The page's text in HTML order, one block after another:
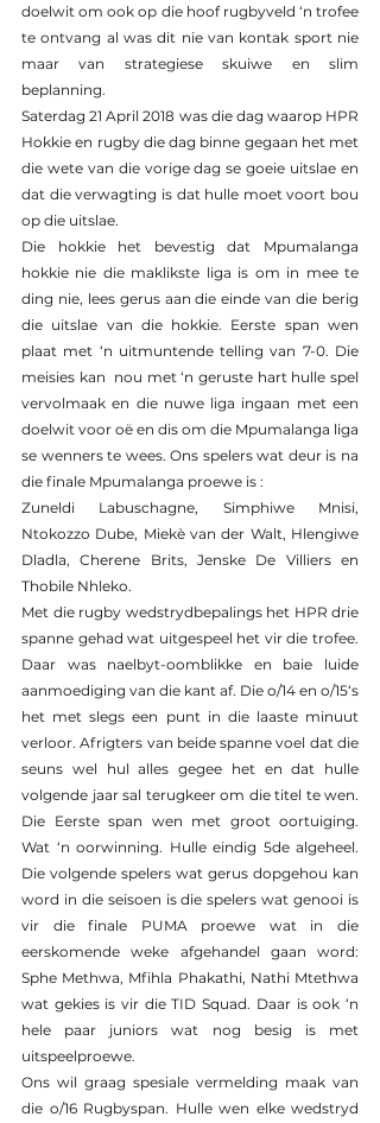
doelwit om ook op die hoof rugbyveld ‘n trofee
te ontvang al was dit nie van kontak sport nie
maar van strategiese skuiwe en slim
beplanning.
Saterdag 21 April 2018 was die dag waarop HPR
Hokkie en rugby die dag binne gegaan het met
die wete van die vorige dag se goeie uitslae en
dat die verwagting is dat hulle moet voort bou
op die uitslae.
Die hokkie het bevestig dat Mpumalanga
hokkie nie die maklikste liga is om in mee te
ding nie, lees gerus aan die einde van die berig
die uitslae van die hokkie. Eerste span wen
plaat met ‘n uitmuntende telling van 7-0. Die
meisies kan  nou met ‘n geruste hart hulle spel
vervolmaak en die nuwe liga ingaan met een
doelwit voor oë en dis om die Mpumalanga liga
se wenners te wees. Ons spelers wat deur is na
die finale Mpumalanga proewe is :
Zuneldi Labuschagne, Simphiwe Mnisi,
Ntokozzo Dube, Miekè van der Walt, Hlengiwe
Dladla, Cherene Brits, Jenske De Villiers en
Thobile Nhleko.
Met die rugby wedstrydbepalings het HPR drie
spanne gehad wat uitgespeel het vir die trofee.
Daar was naelbyt-oomblikke en baie luide
aanmoediging van die kant af. Die o/14 en o/15‘s
het met slegs een punt in die laaste minuut
verloor. Afrigters van beide spanne voel dat die
seuns wel hul alles gegee het en dat hulle
volgende jaar sal terugkeer om die titel te wen.
Die Eerste span wen met groot oortuiging.
Wat ‘n oorwinning. Hulle eindig 5de algeheel.
Die volgende spelers wat gerus dopgehou kan
word in die seisoen is die spelers wat genooi is
vir die finale PUMA proewe wat in die
eerskomende weke afgehandel gaan word:
Sphe Methwa, Mfihla Phakathi, Nathi Mtethwa
wat gekies is vir die TID Squad. Daar is ook ‘n
hele paar juniors wat nog besig is met
uitspeelproewe.
Ons wil graag spesiale vermelding maak van
die o/16 Rugbyspan. Hulle wen elke wedstryd